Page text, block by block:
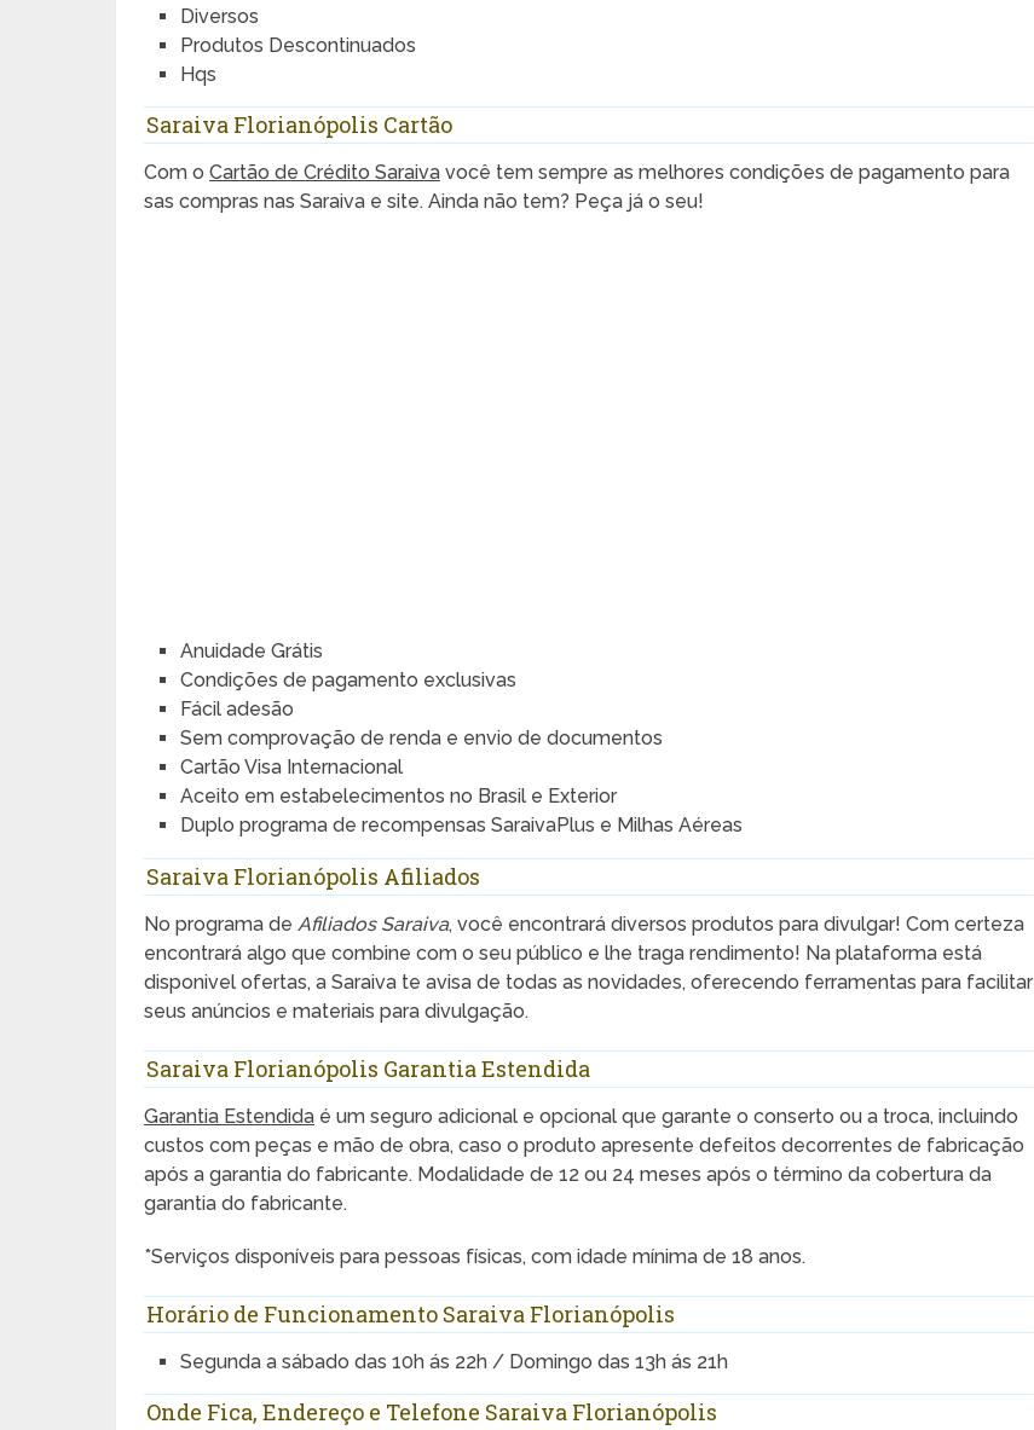
Diversos
Produtos Descontinuados
Hqs
Saraiva Florianópolis Cartão
Com oCartão de Crédito Saraiva você tem sempre as melhores condições de pagamento para
sas compras nas Saraiva e site. Ainda não tem? Peça já o seu!
Anuidade Grátis
Condições de pagamento exclusivas
Fácil adesão
Sem comprovação de renda e envio de documentos
Cartão Visa Internacional
Aceito em estabelecimentos no Brasil e Exterior
Duplo programa de recompensas SaraivaPlus e Milhas Aéreas
Saraiva Florianópolis Afiliados
No programa de Afiliados Saraiva, você encontrará diversos produtos para divulgar! Com certeza
encontrará algo que combine com o seu público e lhe traga rendimento! Na plataforma está
disponivel ofertas, a Saraiva te avisa de todas as novidades, oferecendo ferramentas para facilitar
seus anúncios e materiais para divulgação.
Saraiva Florianópolis Garantia Estendida
Garantia Estendida é um seguro adicional e opcional que garante o conserto ou a troca, incluindo
custos com peças e mão de obra, caso o produto apresente defeitos decorrentes de fabricação
após a garantia do fabricante. Modalidade de 12 ou 24 meses após o término da cobertura da
garantia do fabricante.
*Serviços disponíveis para pessoas físicas, com idade mínima de 18 anos.
Horário de Funcionamento Saraiva Florianópolis
Segunda a sábado das 10h ás 22h / Domingo das 13h ás 21h
Onde Fica, Endereço e Telefone Saraiva Florianópolis